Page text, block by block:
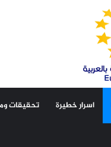
اسرار خطيرة تحقيقات